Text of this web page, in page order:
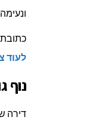
כתובת:
לעוד
נוף